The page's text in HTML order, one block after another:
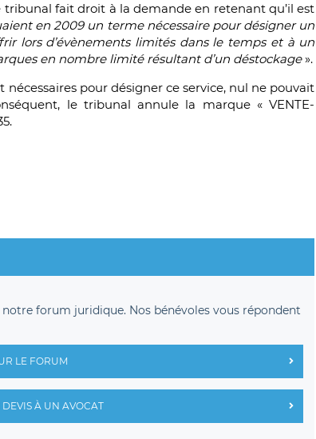
fait droit à la demande en retenant qu’il est
en 2009 un terme nécessaire pour désigner un
lors d’évènements limités dans le temps et à un
en nombre limité résultant d’un déstockage».
pour désigner ce service, nul ne pouvait
le tribunal annule la marque « VENTE-
forum juridique. Nos bénévoles vous répondent
LE FORUM
À UN AVOCAT